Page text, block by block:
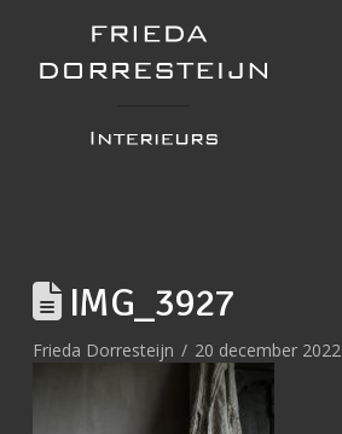
IMG_3927
Frieda Dorresteijn 20 december 2022